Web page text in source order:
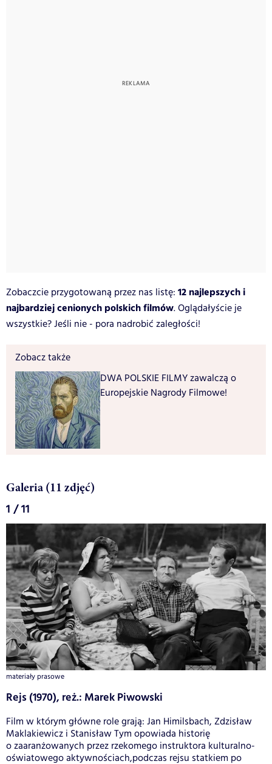
Zobaczcie przygotowaną przez nas listę: 12 najlepszych i
najbardziej cenionych polskich filmów. Oglądałyście je
wszystkie? Jeśli nie - pora nadrobić zaległości!
Zobacz także
DWA POLSKIE FILMY zawalczą o
Europejskie Nagrody Filmowe!
Galeria (11 zdjęć)
1 / 11
materiały prasowe
Rejs (1970), reż.: Marek Piwowski
Film w którym główne role grają: Jan Himilsbach, Zdzisław
Maklakiewicz i Stanisław Tym opowiada historię
o zaaranżowanych przez rzekomego instruktora kulturalno-
oświatowego aktywnościach,podczas rejsu statkiem po